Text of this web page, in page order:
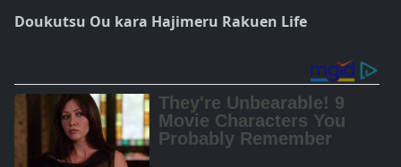
Doukutsu Ou kara Hajimeru Rakuen Life